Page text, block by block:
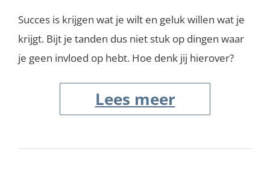
Succes is krijgen wat je wilt en geluk willen wat je
krijgt. Bijt je tanden dus niet stuk op dingen waar
je geen invloed op hebt. Hoe denk jij hierover?
Lees meer